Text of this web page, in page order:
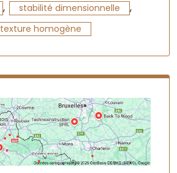
, stabilité dimensionnelle ,
texture homogène